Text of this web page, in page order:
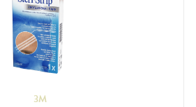
3M